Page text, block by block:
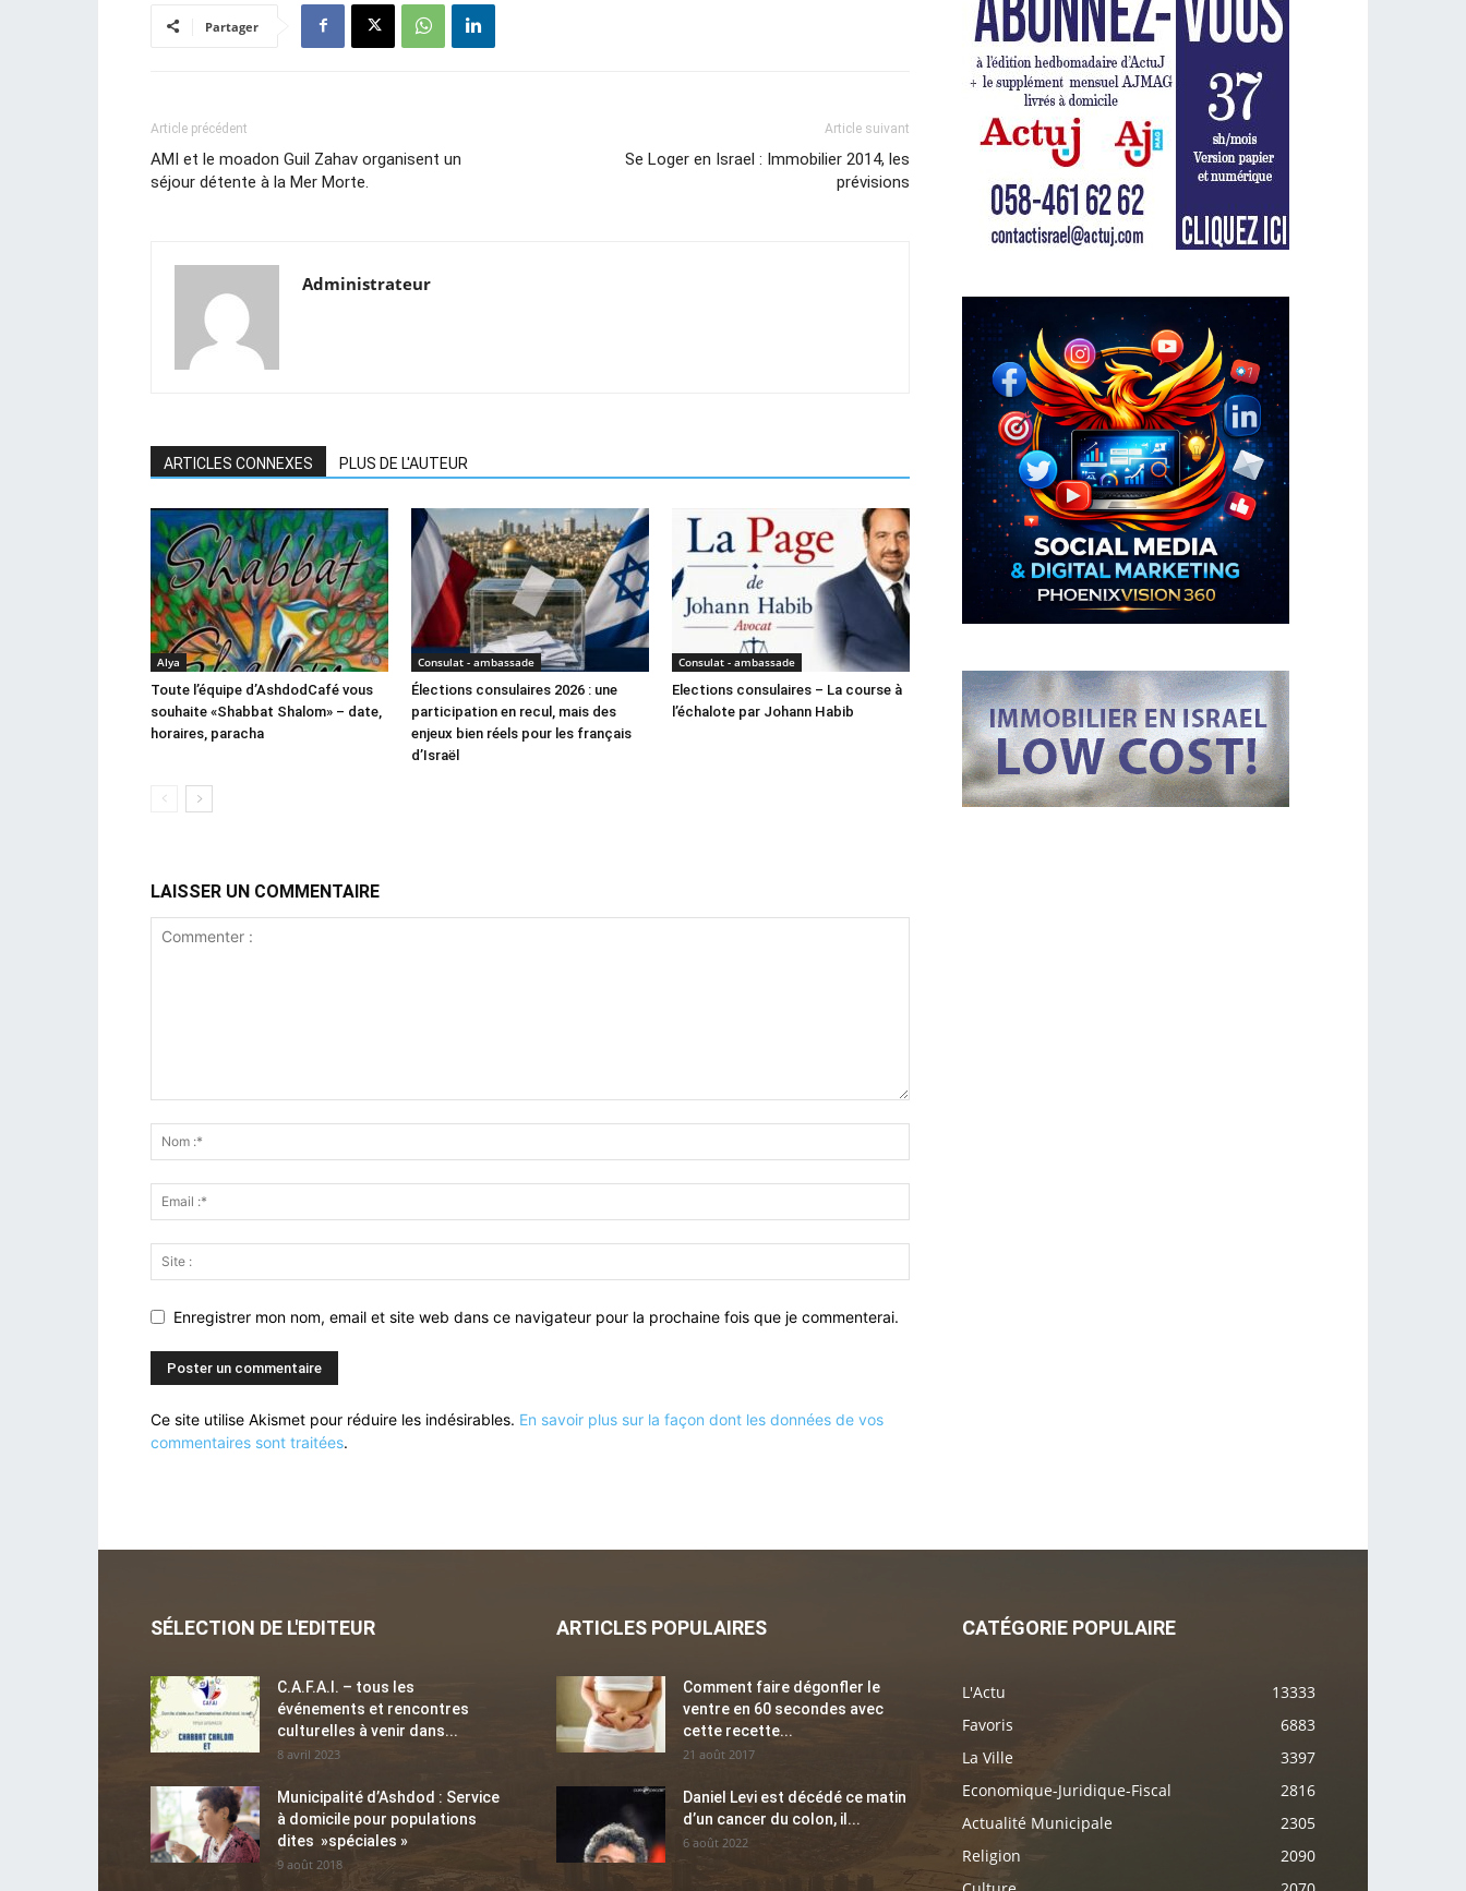
Partager
Article précédent
AMI et le moadon Guil Zahav organisent un
séjour détente à la Mer Morte.
Article suivant
Se Loger en Israel : Immobilier 2014, les
prévisions
Administrateur
ARTICLES CONNEXES PLUS DE L'AUTEUR
Alya
Toute l’équipe d’AshdodCafé vous
souhaite «Shabbat Shalom» – date,
horaires, paracha
Consulat - ambassade
Élections consulaires 2026 : une
participation en recul, mais des
enjeux bien réels pour les français
d’Israël
Consulat - ambassade
Elections consulaires – La course à
l’échalote par Johann Habib
LAISSER UN COMMENTAIRE
Enregistrer mon nom, email et site web dans ce navigateur pour la prochaine fois que je commenterai.
Ce site utilise Akismet pour réduire les indésirables. En savoir plus sur la façon dont les données de vos
commentaires sont traitées.
SÉLECTION DE L'EDITEUR
C.A.F.A.I. – tous les
événements et rencontres
culturelles à venir dans...
8 avril 2023
Municipalité d’Ashdod : Service
à domicile pour populations
dites »spéciales »
9 août 2018
ARTICLES POPULAIRES
Comment faire dégonfler le
ventre en 60 secondes avec
cette recette...
21 août 2017
Daniel Levi est décédé ce matin
d’un cancer du colon, il...
6 août 2022
CATÉGORIE POPULAIRE
L'Actu
13333
Favoris
6883
La Ville
3397
Economique-Juridique-Fiscal
2816
Actualité Municipale
2305
Religion
2090